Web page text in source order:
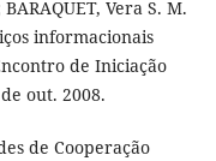
Vera S. M.
informacionais
de Iniciação
out. 2008.
de Cooperação